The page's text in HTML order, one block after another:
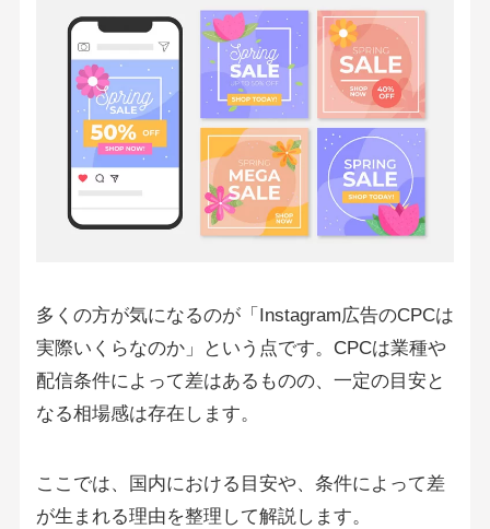
多くの方が気になるのが「Instagram広告のCPCは
実際いくらなのか」という点です。CPCは業種や
配信条件によって差はあるものの、一定の目安と
なる相場感は存在します。
ここでは、国内における目安や、条件によって差
が生まれる理由を整理して解説します。